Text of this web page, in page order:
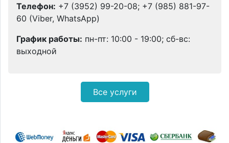
Телефон: +7 (3952) 99-20-08; +7 (985) 881-97-
60 (Viber, WhatsApp)
График работы: пн-пт: 10:00 - 19:00; сб-вс:
выходной
Все услуги